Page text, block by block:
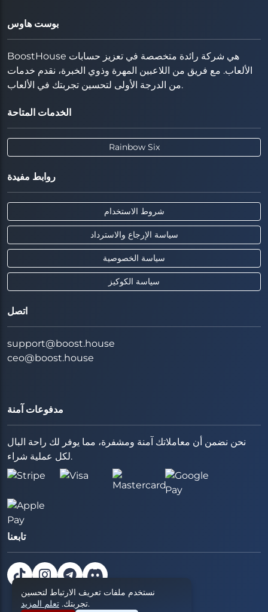
نستخدم ملفات تعريف الارتباط لتحسين
تجربتك. تعلم المزيد .
بوست هاوس
BoostHouse هي شركة رائدة متخصصة في تعزيز حسابات
الألعاب. مع فريق من اللاعبين المهرة وذوي الخبرة، نقدم خدمات
من الدرجة الأولى لتحسين تجربتك في الألعاب.
الخدمات المتاحة
Rainbow Six
روابط مفيدة
شروط الاستخدام
سياسة الإرجاع والاسترداد
سياسة الخصوصية
سياسة الكوكيز
اتصل
support@boost.house
ceo@boost.house
مدفوعات آمنة
نحن نضمن أن معاملاتك آمنة ومشفرة، مما يوفر لك راحة البال
لكل عملية شراء.
تابعنا